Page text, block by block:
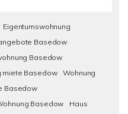
Eigentumswohnung
Basedow
Basedow
miete Basedow
Wohnung
Basedow
Basedow
Haus